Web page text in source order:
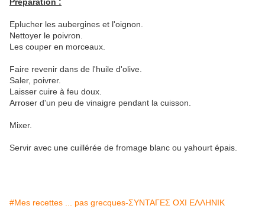
Eplucher les aubergines et l'oignon.
Nettoyer le poivron.
Les couper en morceaux.
Faire revenir dans de l'huile d'olive.
Saler, poivrer.
Laisser cuire à feu doux.
Arroser d'un peu de vinaigre pendant la cuisson.
Mixer.
Servir avec une cuillérée de fromage blanc ou yahourt épais.
#Mes recettes ... pas grecques-ΣΥΝΤΑΓΕΣ ΟΧΙ ΕΛΛΗΝΙΚ